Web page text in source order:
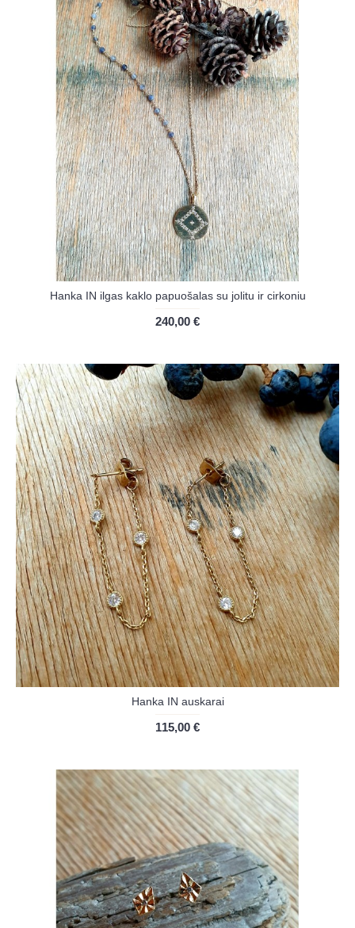
Hanka IN ilgas kaklo papuošalas su jolitu ir cirkoniu
240,00 €
Hanka IN auskarai
115,00 €